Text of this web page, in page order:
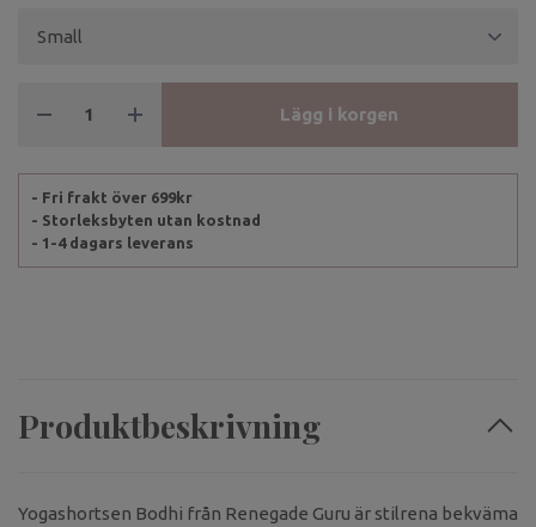
Lägg i korgen
- Fri frakt över 699kr
- Storleksbyten utan kostnad
- 1-4 dagars leverans
Produktbeskrivning
Yogashortsen Bodhi från Renegade Guru är stilrena bekväma